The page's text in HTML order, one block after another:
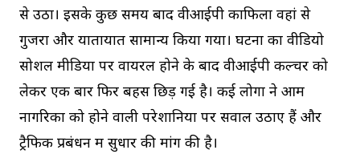
से उठा। इसके कुछ समय बाद वीआईपी काफिला वहां से
गुजरा और यातायात सामान्य किया गया। घटना का वीडियो
सोशल मीडिया पर वायरल होने के बाद वीआईपी कल्चर को
लेकर एक बार फिर बहस छिड़ गई है। कई लोगों ने आम
नागरिकों को होने वाली परेशानियों पर सवाल उठाए हैं और
ट्रैफिक प्रबंधन में सुधार की मांग की है।